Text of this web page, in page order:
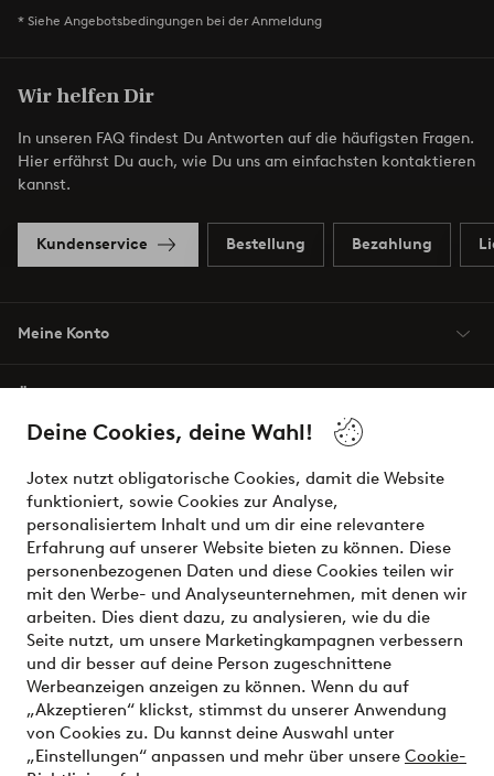
Deine Cookies, deine Wahl!
Jotex nutzt obligatorische Cookies, damit die Website
funktioniert, sowie Cookies zur Analyse,
personalisiertem Inhalt und um dir eine relevantere
Erfahrung auf unserer Website bieten zu können. Diese
personenbezogenen Daten und diese Cookies teilen wir
mit den Werbe- und Analyseunternehmen, mit denen wir
arbeiten. Dies dient dazu, zu analysieren, wie du die
Seite nutzt, um unsere Marketingkampagnen verbessern
und dir besser auf deine Person zugeschnittene
Werbeanzeigen anzeigen zu können. Wenn du auf
„Akzeptieren“ klickst, stimmst du unserer Anwendung
von Cookies zu. Du kannst deine Auswahl unter
„Einstellungen“ anpassen und mehr über unsere Cookie-
* Siehe Angebotsbedingungen bei der Anmeldung
Wir helfen Dir
In unseren FAQ findest Du Antworten auf die häufigsten Fragen.
Hier erfährst Du auch, wie Du uns am einfachsten kontaktieren
kannst.
Kundenservice Bestellung Bezahlung
Meine Konto
Bedingungen
Sichere Zahlungen - Jetzt bezahlen oder aufteilen
Möchtest du mehr über unsere
Zahlungsmöglichkeitenerfahren?